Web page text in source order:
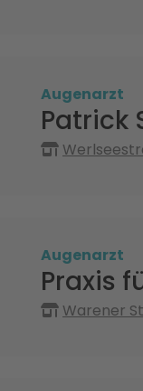
Augenarzt
Patrick
Augenarzt
Praxis
Warener